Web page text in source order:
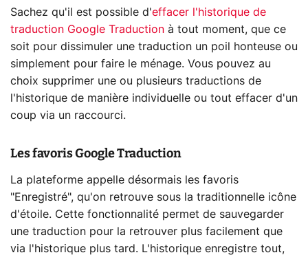
Sachez qu'il est possible d'effacer l'historique de
traduction Google Traduction à tout moment, que ce
soit pour dissimuler une traduction un poil honteuse ou
simplement pour faire le ménage. Vous pouvez au
choix supprimer une ou plusieurs traductions de
l'historique de manière individuelle ou tout effacer d'un
coup via un raccourci.
Les favoris Google Traduction
La plateforme appelle désormais les favoris
"Enregistré", qu'on retrouve sous la traditionnelle icône
d'étoile. Cette fonctionnalité permet de sauvegarder
une traduction pour la retrouver plus facilement que
via l'historique plus tard. L'historique enregistre tout,